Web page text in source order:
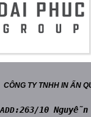
CÔNG TY TNHH IN ẤN
ADD:263/10 Nguyễn